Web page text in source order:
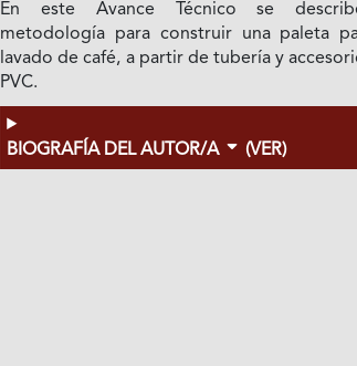
En este Avance Técnico se
metodología para construir una paleta
lavado de café, a partir de tubería y
PVC.
BIOGRAFÍA DEL AUTOR/A (VER)